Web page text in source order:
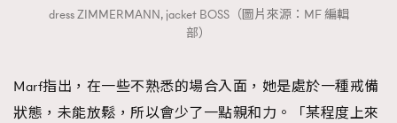
dress ZIMMERMANN, jacket BOSS（圖片來源：MF 編輯
部）
Marf指出，在一些不熟悉的場合入面，她是處於一種戒備
狀態，未能放鬆，所以會少了一點親和力。「某程度上來